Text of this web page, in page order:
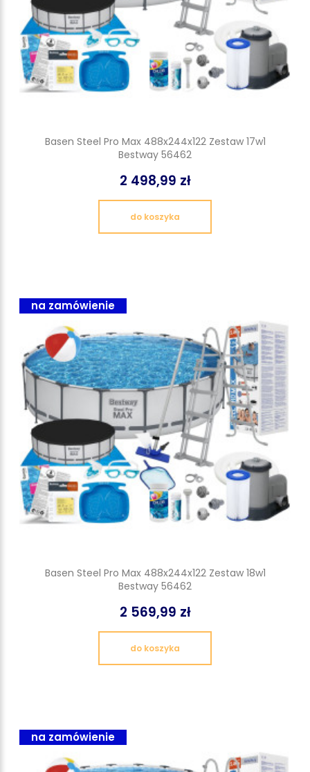
Basen Steel Pro Max 488x244x122 Zestaw 17w1
Bestway 56462
2 498,99 zł
do koszyka
Basen Steel Pro Max 488x244x122 Zestaw 18w1
Bestway 56462
2 569,99 zł
do koszyka
na zamówienie
na zamówienie